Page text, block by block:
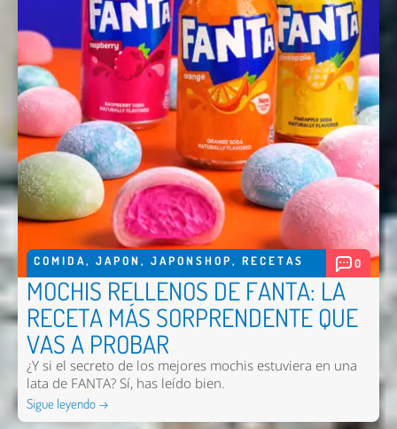
COMIDA, JAPON , JAPONSHOP, RECETAS 0
MOCHIS RELLENOS DE FANTA: LA
RECETA MÁS SORPRENDENTE QUE
VAS A PROBAR
¿Y si el secreto de los mejores mochis estuviera en una
lata de FANTA? Sí, has leído bien.
Sigue leyendo →
Nombre *
Email *
Comentario *
Enviar